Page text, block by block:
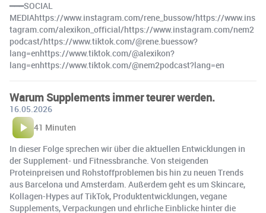
━━━SOCIAL
MEDIAhttps://www.instagram.com/rene_bussow/https://www.ins
tagram.com/alexikon_official/https://www.instagram.com/nem2
podcast/https://www.tiktok.com/@rene.buessow?
lang=enhttps://www.tiktok.com/@alexikon?
lang=enhttps://www.tiktok.com/@nem2podcast?lang=en
Warum Supplements immer teurer werden.
16.05.2026
41 Minuten
In dieser Folge sprechen wir über die aktuellen Entwicklungen in
der Supplement- und Fitnessbranche. Von steigenden
Proteinpreisen und Rohstoffproblemen bis hin zu neuen Trends
aus Barcelona und Amsterdam. Außerdem geht es um Skincare,
Kollagen-Hypes auf TikTok, Produktentwicklungen, vegane
Supplements, Verpackungen und ehrliche Einblicke hinter die